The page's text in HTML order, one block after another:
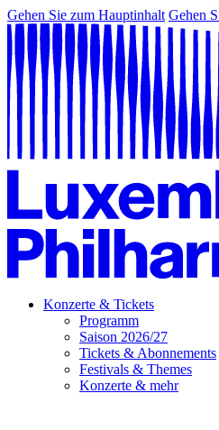
Gehen Sie zum Hauptinhalt Gehen
Konzerte & Tickets
Programm
Saison 2026/27
Tickets & Abonnements
Festivals & Themes
Konzerte & mehr